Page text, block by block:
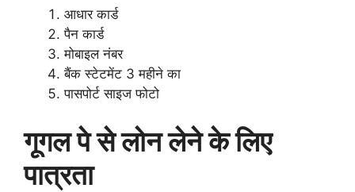
आधार कार्ड
पैन कार्ड
मोबाइल नंबर
बैंक स्टेटमेंट 3 महीने का
पासपोर्ट साइज फोटो
गूगल पे से लोन लेने के लिए
पात्रता